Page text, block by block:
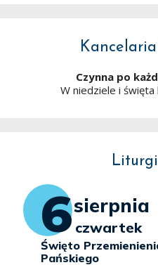
Czynna po
W niedziele i święta